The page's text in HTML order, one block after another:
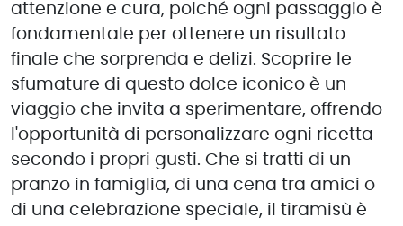
attenzione e cura, poiché ogni passaggio è
fondamentale per ottenere un risultato
finale che sorprenda e delizi. Scoprire le
sfumature di questo dolce iconico è un
viaggio che invita a sperimentare, offrendo
l'opportunità di personalizzare ogni ricetta
secondo i propri gusti. Che si tratti di un
pranzo in famiglia, di una cena tra amici o
di una celebrazione speciale, il tiramisù è